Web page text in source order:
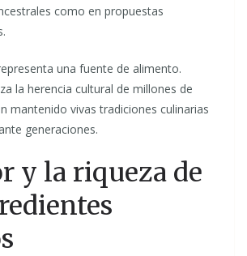
como en propuestas
una fuente de alimento.
la herencia cultural de millones de
mantenido vivas tradiciones culinarias
generaciones.
y la riqueza de